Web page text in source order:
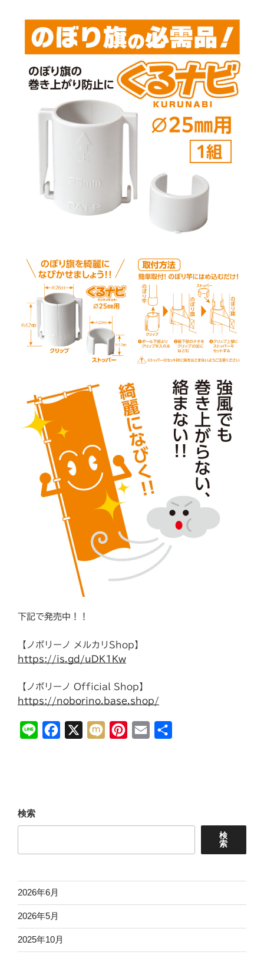
下記で発売中！！
【ノボリーノ メルカリShop】
https://is.gd/uDK1Kw
【ノボリーノ Official Shop】
https://noborino.base.shop/
k
X
M
s
検索
検
索
2026年6月
2026年5月
2025年10月